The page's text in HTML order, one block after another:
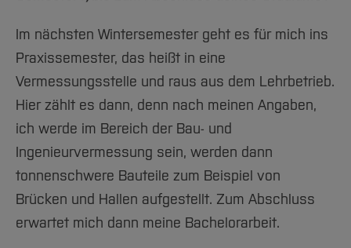
Im nächsten Wintersemester geht es für mich ins
Praxissemester, das heißt in eine
Vermessungsstelle und raus aus dem Lehrbetrieb.
Hier zählt es dann, denn nach meinen Angaben,
ich werde im Bereich der Bau- und
Ingenieurvermessung sein, werden dann
tonnenschwere Bauteile zum Beispiel von
Brücken und Hallen aufgestellt. Zum Abschluss
erwartet mich dann meine Bachelorarbeit.